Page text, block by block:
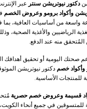
دكتور نيوتريشن سنتر عبر
وأكواد برومو وعروض الخصم
من أساسيات العافية، بما
الرياضيين والأغذية الصحية،
منه عند الدفع.
صحتك اليومية أو تحقيق أهدافك
خصم دكتور نيوتريشن
للمنتجات الأساسية.
قسيمة وعروض خصم حصرية
للمتسوقين في جميع أنحاء